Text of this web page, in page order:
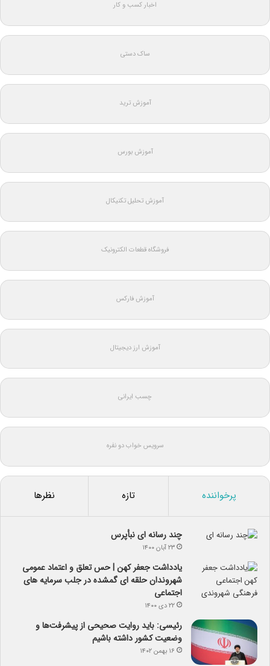
اخبار کسب و کار
ساک دستی
آموزش ترید
آموزش بورس
آموزش تحلیل تکنیکال
فروشگاه قطعات الکترونیک
آموزش فارکس
آموزش ارز دیجیتال
چسب ایرانی
سرویس خواب دو نفره
پرخواننده تازه نظرها
چند رسانه ای نبأپرس
۲۳ آبان ۱۴۰۰
یادداشت جعفر کهن | حس تعلق و اعتماد عمومی
شهروندان حلقه ای گمشده در جلب سرمایه های
اجتماعی
۲۲ دی ۱۴۰۰
رئیسی: باید روایت صحیحی از پیشرفت‌ها و
وضعیت کشور داشته باشیم
۱۶ بهمن ۱۴۰۲